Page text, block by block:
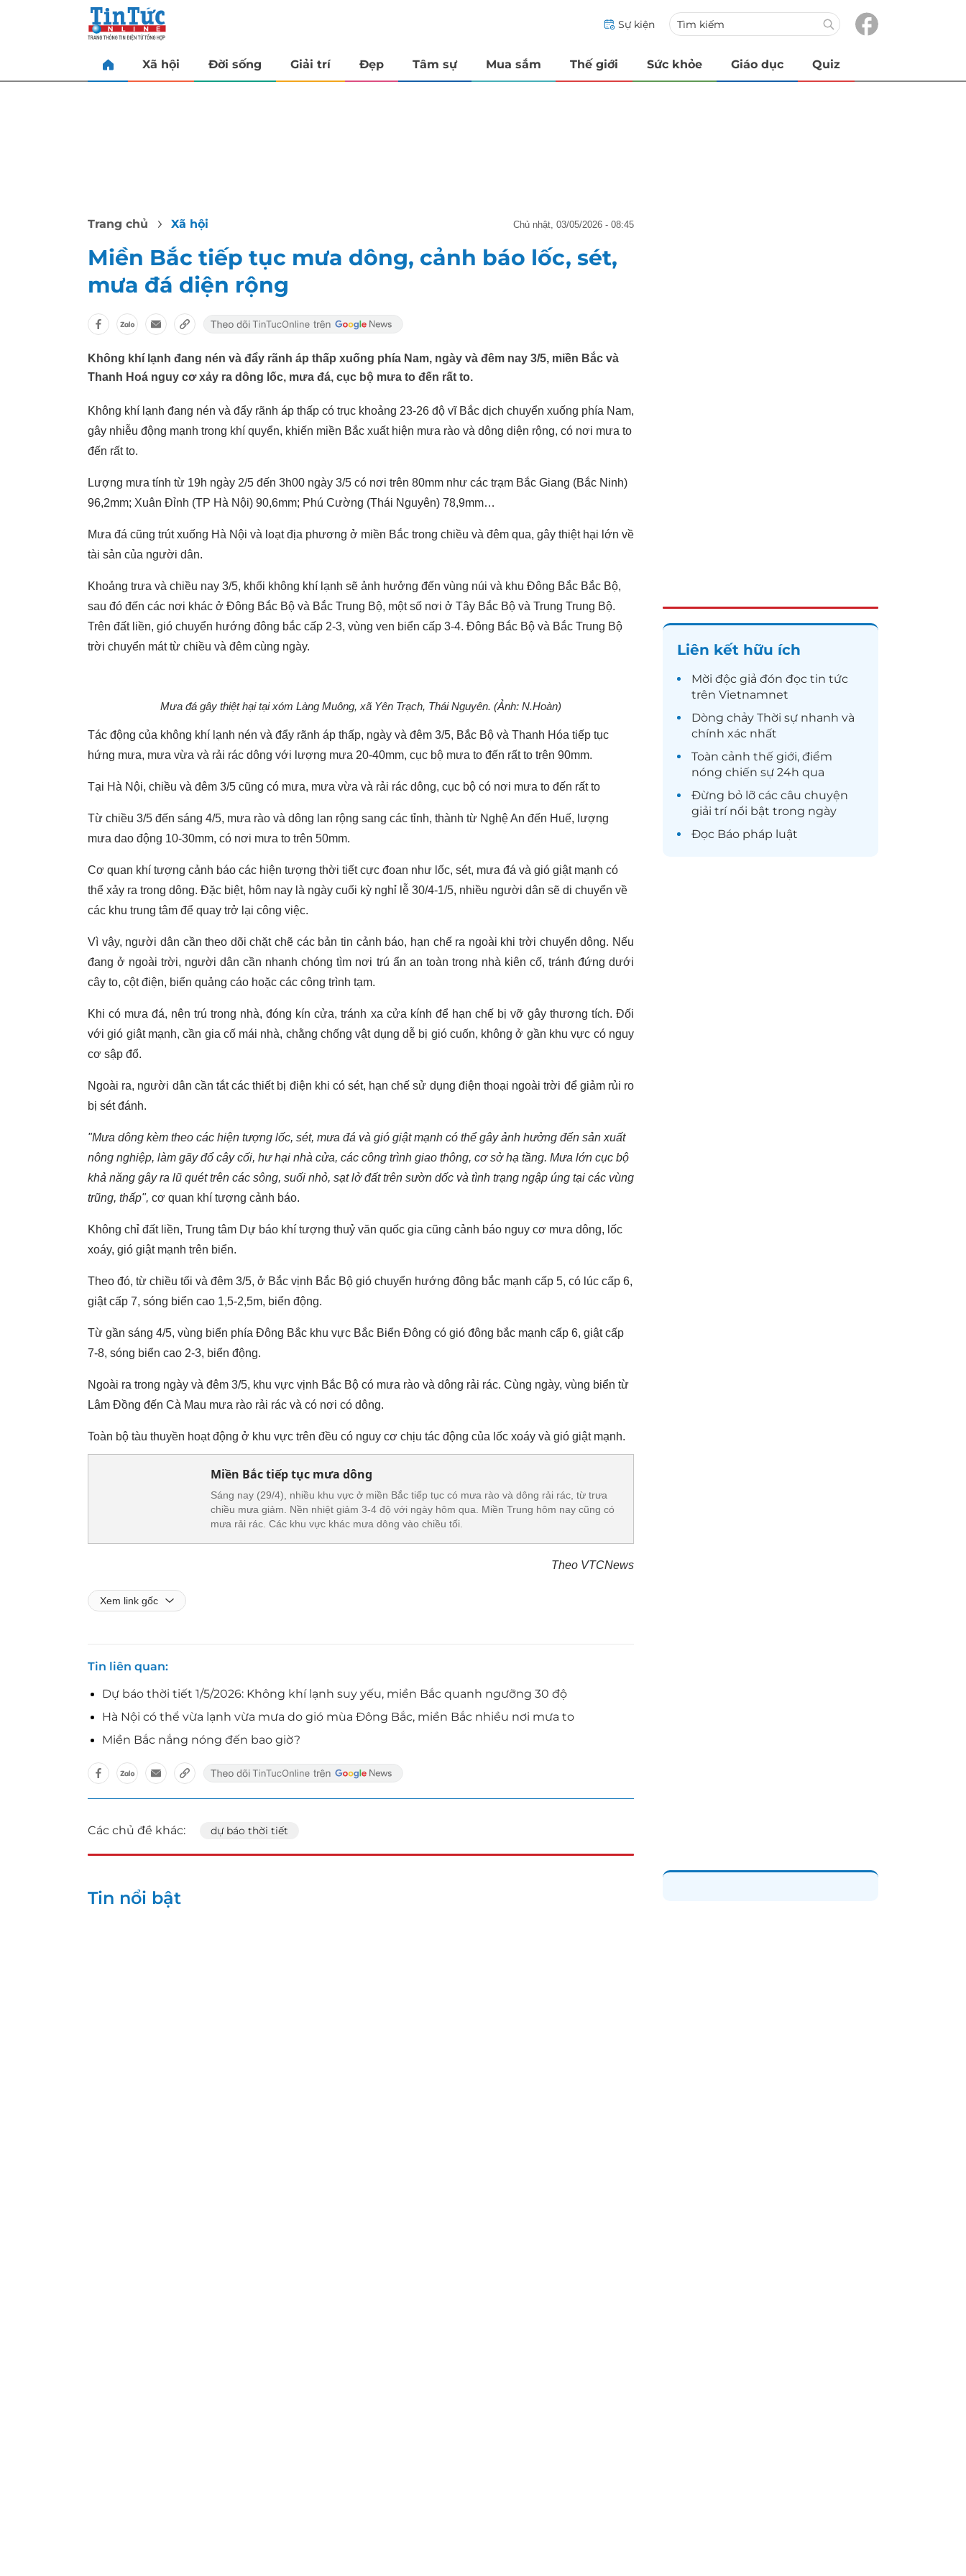
Sự kiện
Xã hội Đời sống Giải trí Đẹp Tâm sự Mua sắm Thế giới Sức khỏe Giáo dục Quiz
Trang chủ Xã hội chủ nhật, 03/05/2026 - 08:45
Miền Bắc tiếp tục mưa dông, cảnh báo lốc, sét,
mưa đá diện rộng
Không khí lạnh đang nén và đẩy rãnh áp thấp xuống phía Nam, ngày và đêm nay 3/5, miền Bắc và
Thanh Hoá nguy cơ xảy ra dông lốc, mưa đá, cục bộ mưa to đến rất to.
Không khí lạnh đang nén và đẩy rãnh áp thấp có trục khoảng 23-26 độ vĩ Bắc dịch chuyển xuống phía Nam,
gây nhiễu động mạnh trong khí quyển, khiến miền Bắc xuất hiện mưa rào và dông diện rộng, có nơi mưa to
đến rất to.
Lượng mưa tính từ 19h ngày 2/5 đến 3h00 ngày 3/5 có nơi trên 80mm như các trạm Bắc Giang (Bắc Ninh)
96,2mm; Xuân Đỉnh (TP Hà Nội) 90,6mm; Phú Cường (Thái Nguyên) 78,9mm…
Mưa đá cũng trút xuống Hà Nội và loạt địa phương ở miền Bắc trong chiều và đêm qua, gây thiệt hại lớn về
tài sản của người dân.
Khoảng trưa và chiều nay 3/5, khối không khí lạnh sẽ ảnh hưởng đến vùng núi và khu Đông Bắc Bắc Bộ,
sau đó đến các nơi khác ở Đông Bắc Bộ và Bắc Trung Bộ, một số nơi ở Tây Bắc Bộ và Trung Trung Bộ.
Trên đất liền, gió chuyển hướng đông bắc cấp 2-3, vùng ven biển cấp 3-4. Đông Bắc Bộ và Bắc Trung Bộ
trời chuyển mát từ chiều và đêm cùng ngày.
Mưa đá gây thiệt hại tại xóm Làng Muông, xã Yên Trạch, Thái Nguyên. (Ảnh: N.Hoàn)
Tác động của không khí lạnh nén và đẩy rãnh áp thấp, ngày và đêm 3/5, Bắc Bộ và Thanh Hóa tiếp tục
hứng mưa, mưa vừa và rải rác dông với lượng mưa 20-40mm, cục bộ mưa to đến rất to trên 90mm.
Tại Hà Nội, chiều và đêm 3/5 cũng có mưa, mưa vừa và rải rác dông, cục bộ có nơi mưa to đến rất to
Từ chiều 3/5 đến sáng 4/5, mưa rào và dông lan rộng sang các tỉnh, thành từ Nghệ An đến Huế, lượng
mưa dao động 10-30mm, có nơi mưa to trên 50mm.
Cơ quan khí tượng cảnh báo các hiện tượng thời tiết cực đoan như lốc, sét, mưa đá và gió giật mạnh có
thể xảy ra trong dông. Đặc biệt, hôm nay là ngày cuối kỳ nghỉ lễ 30/4-1/5, nhiều người dân sẽ di chuyển về
các khu trung tâm để quay trở lại công việc.
Vì vậy, người dân cần theo dõi chặt chẽ các bản tin cảnh báo, hạn chế ra ngoài khi trời chuyển dông. Nếu
đang ở ngoài trời, người dân cần nhanh chóng tìm nơi trú ẩn an toàn trong nhà kiên cố, tránh đứng dưới
cây to, cột điện, biển quảng cáo hoặc các công trình tạm.
Khi có mưa đá, nên trú trong nhà, đóng kín cửa, tránh xa cửa kính để hạn chế bị vỡ gây thương tích. Đối
với gió giật mạnh, cần gia cố mái nhà, chằng chống vật dụng dễ bị gió cuốn, không ở gần khu vực có nguy
cơ sập đổ.
Ngoài ra, người dân cần tắt các thiết bị điện khi có sét, hạn chế sử dụng điện thoại ngoài trời để giảm rủi ro
bị sét đánh.
"Mưa dông kèm theo các hiện tượng lốc, sét, mưa đá và gió giật mạnh có thể gây ảnh hưởng đến sản xuất
nông nghiệp, làm gãy đổ cây cối, hư hại nhà cửa, các công trình giao thông, cơ sở hạ tầng. Mưa lớn cục bộ
khả năng gây ra lũ quét trên các sông, suối nhỏ, sạt lở đất trên sườn dốc và tình trạng ngập úng tại các vùng
trũng, thấp", cơ quan khí tượng cảnh báo.
Không chỉ đất liền, Trung tâm Dự báo khí tượng thuỷ văn quốc gia cũng cảnh báo nguy cơ mưa dông, lốc
xoáy, gió giật mạnh trên biển.
Theo đó, từ chiều tối và đêm 3/5, ở Bắc vịnh Bắc Bộ gió chuyển hướng đông bắc mạnh cấp 5, có lúc cấp 6,
giật cấp 7, sóng biển cao 1,5-2,5m, biển động.
Từ gần sáng 4/5, vùng biển phía Đông Bắc khu vực Bắc Biển Đông có gió đông bắc mạnh cấp 6, giật cấp
7-8, sóng biển cao 2-3, biển động.
Ngoài ra trong ngày và đêm 3/5, khu vực vịnh Bắc Bộ có mưa rào và dông rải rác. Cùng ngày, vùng biển từ
Lâm Đồng đến Cà Mau mưa rào rải rác và có nơi có dông.
Toàn bộ tàu thuyền hoạt động ở khu vực trên đều có nguy cơ chịu tác động của lốc xoáy và gió giật mạnh.
Miền Bắc tiếp tục mưa dông
Sáng nay (29/4), nhiều khu vực ở miền Bắc tiếp tục có mưa rào và dông rải rác, từ trưa
chiều mưa giảm. Nền nhiệt giảm 3-4 độ với ngày hôm qua. Miền Trung hôm nay cũng có
mưa rải rác. Các khu vực khác mưa dông vào chiều tối.
Theo VTCNews
Xem link gốc
Tin liên quan
Dự báo thời tiết 1/5/2026: Không khí lạnh suy yếu, miền Bắc quanh ngưỡng 30 độ
Hà Nội có thể vừa lạnh vừa mưa do gió mùa Đông Bắc, miền Bắc nhiều nơi mưa to
Miền Bắc nắng nóng đến bao giờ?
Các chủ đề khác: dự báo thời tiết
Liên kết hữu ích
Mời độc giả đón đọc tin tức
trên Vietnamnet
Dòng chảy Thời sự nhanh và
chính xác nhất
Toàn cảnh thế giới, điểm
nóng chiến sự 24h qua
Đừng bỏ lỡ các câu chuyện
giải trínổi bật trong ngày
Đọc Báo pháp luật
Tin nổi bật